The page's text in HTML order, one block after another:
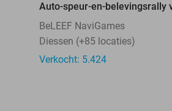
Auto-speur-en-belevingsrally
BeLEEF NaviGames
Diessen (+85 locaties)
Verkocht: 5.424